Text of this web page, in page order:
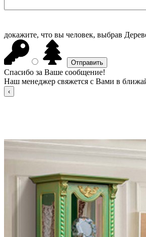
докажите, что вы человек, выбрав
Спасибо за Ваше сообщение!
Наш менеджер свяжется с Вами в